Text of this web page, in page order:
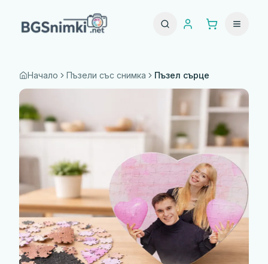
Начало Пъзели със снимка Пъзел сърце